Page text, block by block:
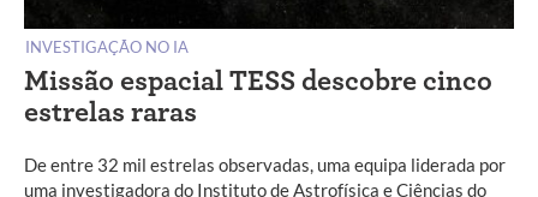
INVESTIGAÇÃO NO IA
Missão espacial TESS descobre cinco
estrelas raras
De entre 32 mil estrelas observadas, uma equipa liderada por
uma investigadora do Instituto de Astrofísica e Ciências do